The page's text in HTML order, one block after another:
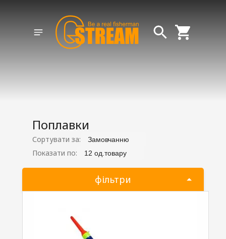
Поплавки
Сортувати за: Замовчанню
Показати по: 12 од.товару
фільтри